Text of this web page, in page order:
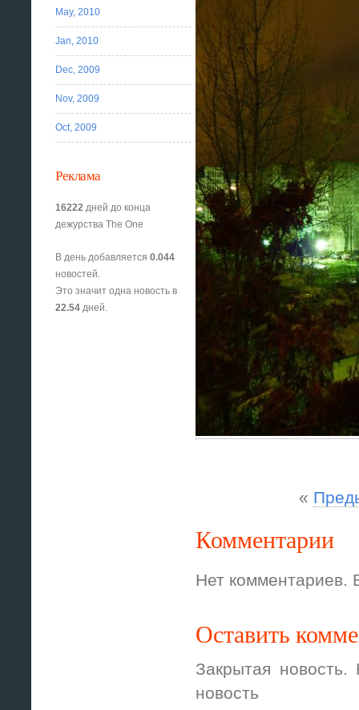
«
Комментарии
Нет
Оставить
Закрытая
новость
May, 2010
Jan, 2010
Dec, 2009
Nov, 2009
Oct, 2009
Реклама
16222 дней до конца
дежурства The One
В день добавляется0.044
новостей.
Это значит одна новость в
22.54 дней.